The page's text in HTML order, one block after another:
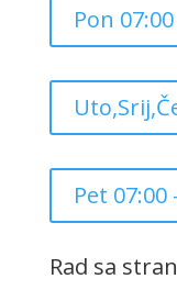
Pon
Pet 07:00
Rad sa